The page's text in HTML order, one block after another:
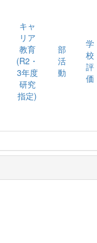
キャ
リア
教育
(R2・
3年度
研究
指定)
部
活
動
学
校
評
価